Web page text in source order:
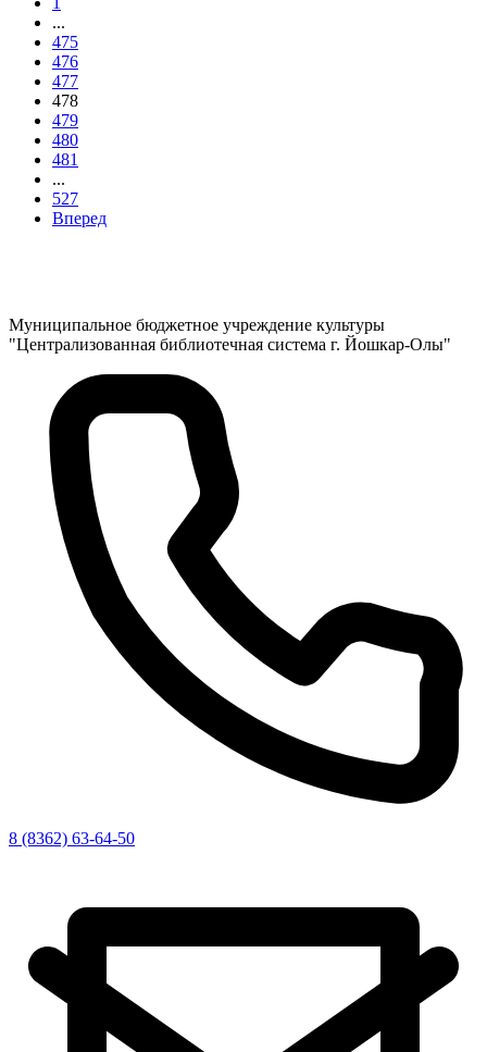
...
475
476
477
478
479
480
481
...
527
Вперед
Муниципальное бюджетное учреждение культуры
"Централизованная библиотечная система г. Йошкар-Олы"
8 (8362) 63-64-50